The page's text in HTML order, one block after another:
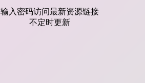
输入密码访问最新资源链接
不定时更新